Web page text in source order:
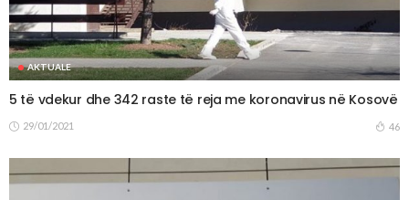
AKTUALE
5 të vdekur dhe 342 raste të reja me koronavirus në Kosovë
29/01/2021 46